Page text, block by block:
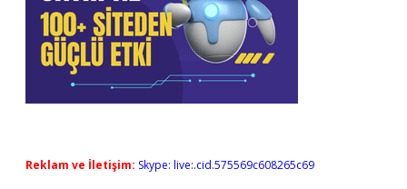
Reklam ve İletişim: Skype: live:.cid.575569c608265c69